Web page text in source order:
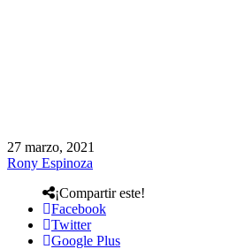
27 marzo, 2021
Rony Espinoza
¡Compartir este!
Facebook
Twitter
Google Plus